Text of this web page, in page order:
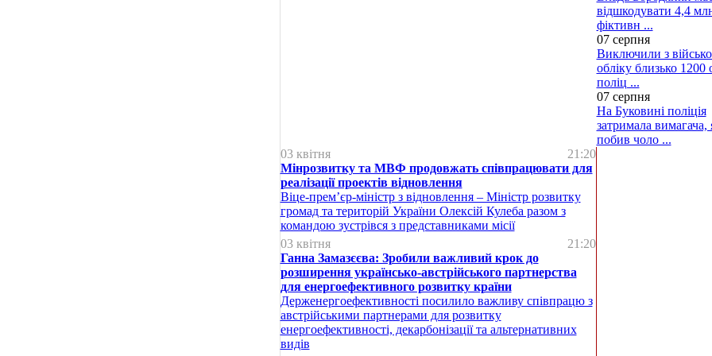
відшкодувати 4,4
фіктивн ...
07 серпня
Виключили з
обліку близько 1200
поліц ...
07 серпня
На Буковині поліція
затримала вимагача,
побив чоло ...
03 квітня
21:20
Мінрозвитку та МВФ продовжать співпрацювати для
реалізації проектів відновлення
Віце-прем’єр-міністр з відновлення – Міністр розвитку
громад та територій України Олексій Кулеба разом з
командою зустрівся з представниками місії
03 квітня
21:20
Ганна Замазєєва: Зробили важливий крок до
розширення українсько-австрійського партнерства
для енергоефективного розвитку країни
Держенергоефективності посилило важливу співпрацю з
австрійськими партнерами для розвитку
енергоефективності, декарбонізації та альтернативних
видів